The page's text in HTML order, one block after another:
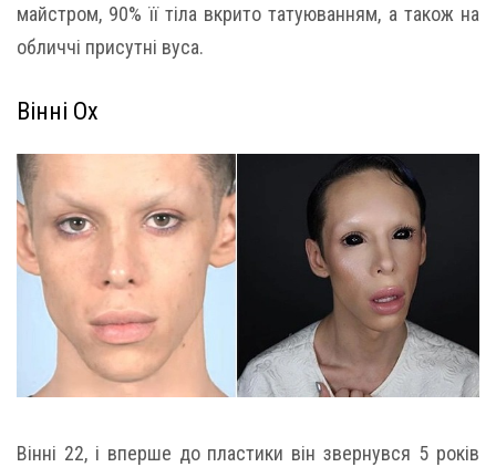
майстром, 90% її тіла вкрито татуюванням, а також на
обличчі присутні вуса.
Вінні Ох
Вінні 22, і вперше до пластики він звернувся 5 років